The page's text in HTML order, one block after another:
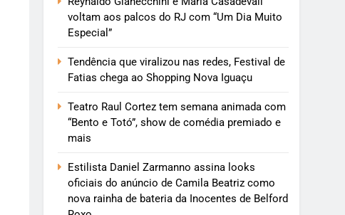
voltam aos palcos do RJ com “Um Dia Muito
Especial”
Tendência que viralizou nas redes, Festival de
Fatias chega ao Shopping Nova Iguaçu
Teatro Raul Cortez tem semana animada com
“Bento e Totó”, show de comédia premiado e
mais
Estilista Daniel Zarmanno assina looks
oficiais do anúncio de Camila Beatriz como
nova rainha de bateria da Inocentes de Belford